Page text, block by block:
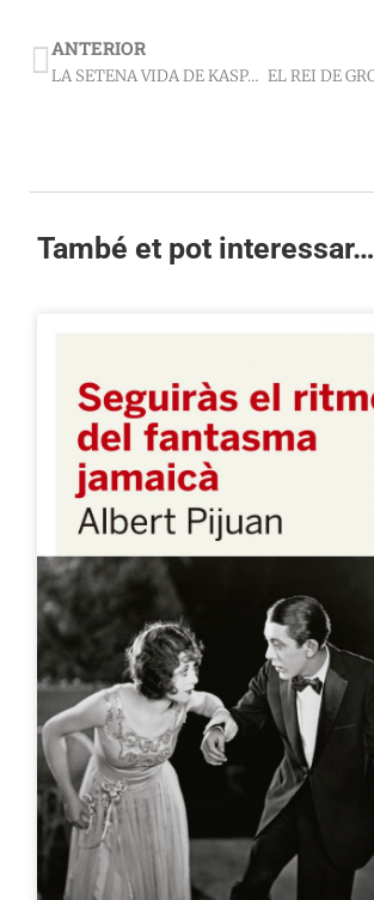
ANTERIOR
LA SETENA VIDA DE KASPAR SCHWARZ (2014) – Carles Pradas
També et pot interessar…